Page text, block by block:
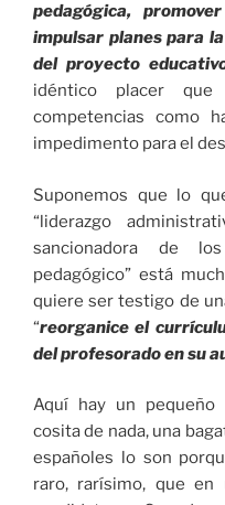
pedagógica,
impulsar planes para
del proyecto
idéntico placer
competencias como
impedimento para el
Suponemos que lo
“liderazgo
sancionadora de
pedagógico” está
quiere ser testigo de
“reorganice el
del profesorado en su
Aquí hay un pequeño
cosita de nada, una
españoles lo son
raro, rarísimo, que